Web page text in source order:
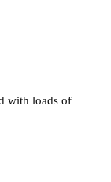
with loads of